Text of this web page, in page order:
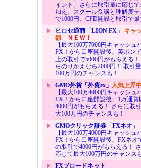
イント。さらに取引量に応じ
加え、スクール受講と理解度
で1000円、CFD開設と取引で最
ヒロセ通商「LION FX」 キャ
額ＮＥＷ！
【最大100万7000円キャッシュ
FX！から口座開設後、英ポン
上の取引で5000円がもらえる
らのりかえなら2000円！ 取引
100万円のチャンスも！
GMO外貨「外貨ex」 人気上昇
【最大100万4000円キャッシュ
FX！から口座開設後、1万通貨
4000円がもらえる！ さらに取
大100万円のチャンスも！
GMOクリック証券「FXネオ」
【最大100万4000円キャッシュ
FX！から口座開設後、FXネオ
の取引で4000円がもらえる！
応じて最大100万円のチャンス
FXブロードネット